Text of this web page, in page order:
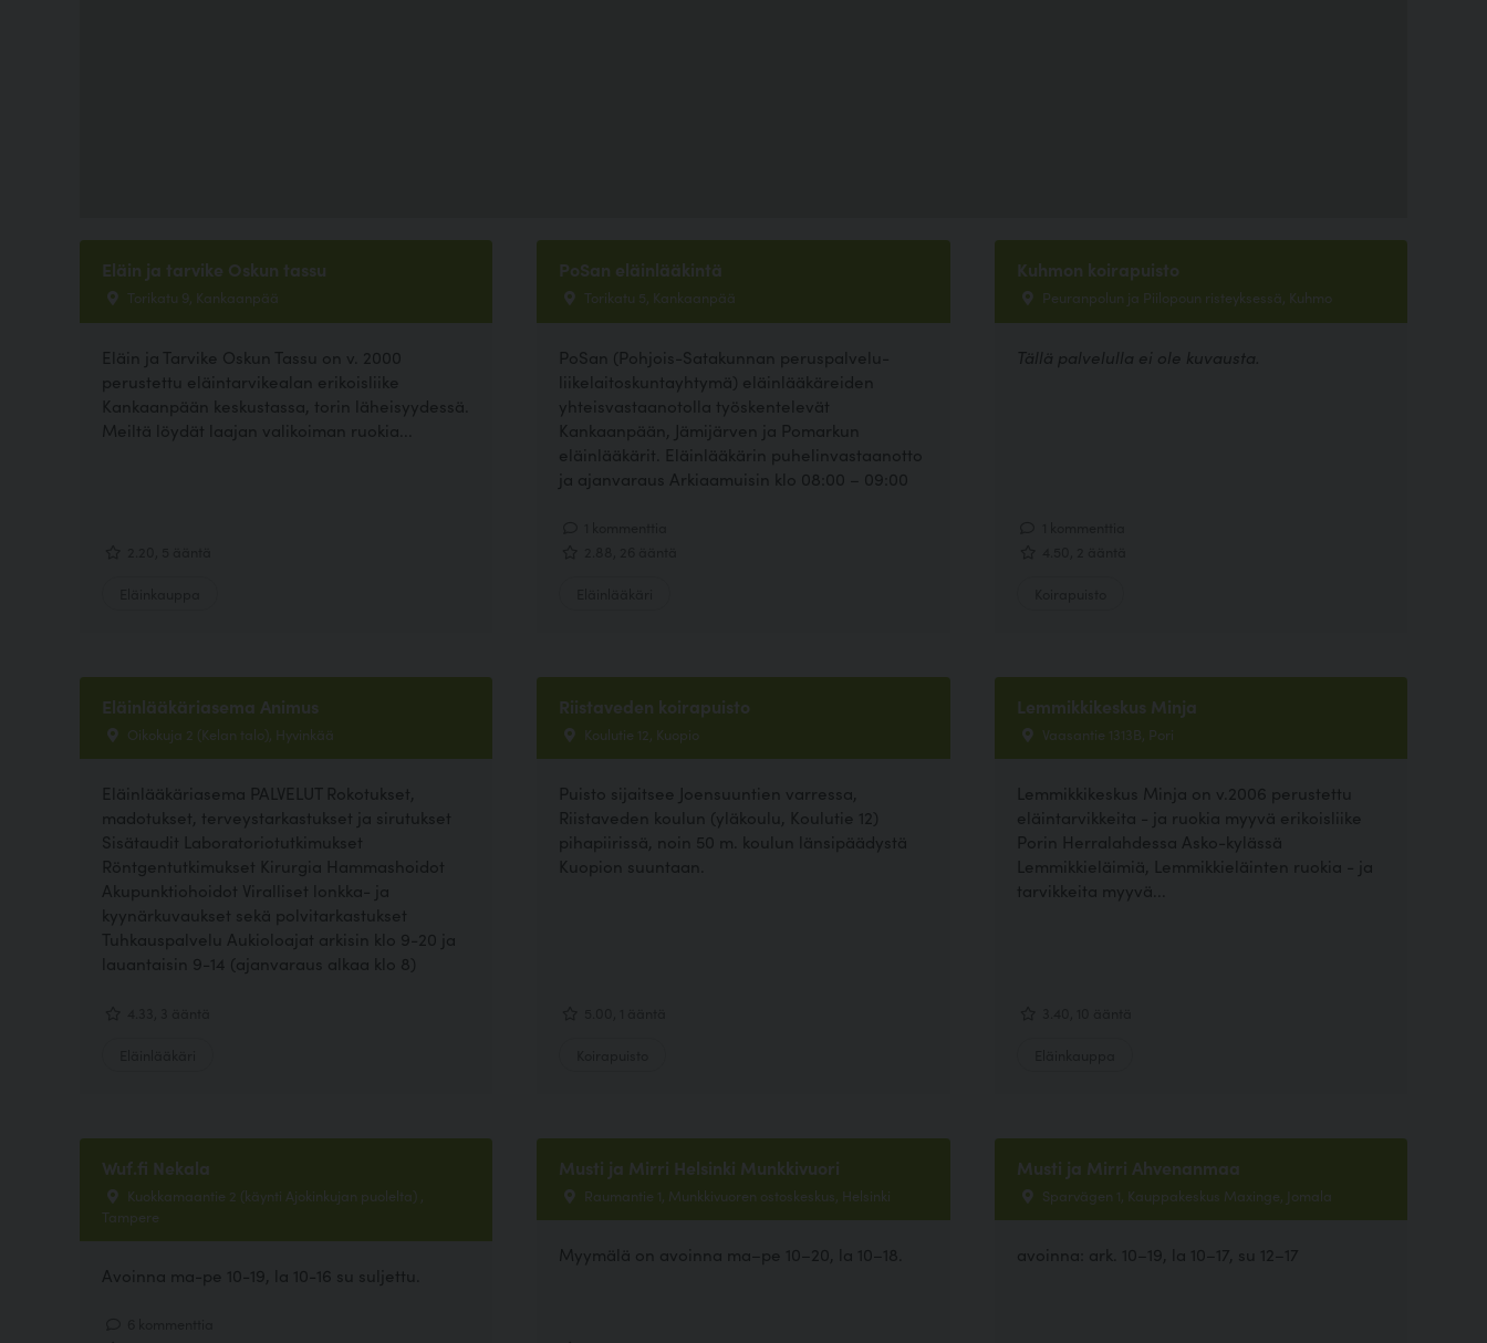
Eläin ja tarvike Oskun tassu
Torikatu 9, Kankaanpää
Eläin ja Tarvike Oskun Tassu on v. 2000
perustettu eläintarvikealan erikoisliike
Kankaanpään keskustassa, torin läheisyydessä.
Meiltä löydät laajan valikoiman ruokia...
PoSan eläinlääkintä
Torikatu 5, Kankaanpää
PoSan (Pohjois-Satakunnan peruspalvelu-
liikelaitoskuntayhtymä) eläinlääkäreiden
yhteisvastaanotolla työskentelevät
Kankaanpään, Jämijärven ja Pomarkun
eläinlääkärit. Eläinlääkärin puhelinvastaanotto
ja ajanvaraus Arkiaamuisin klo 08:00 – 09:00
Kuhmon koirapuisto
Peuranpolun ja Piilopoun risteyksessä, Kuhmo
Tällä palvelulla ei ole kuvausta.
Eläinlääkäriasema Animus
Oikokuja 2 (Kelan talo), Hyvinkää
Eläinlääkäriasema PALVELUT Rokotukset,
madotukset, terveystarkastukset ja sirutukset
Sisätaudit Laboratoriotutkimukset
Röntgentutkimukset Kirurgia Hammashoidot
Akupunktiohoidot Viralliset lonkka- ja
kyynärkuvaukset sekä polvitarkastukset
Tuhkauspalvelu Aukioloajat arkisin klo 9-20 ja
lauantaisin 9-14 (ajanvaraus alkaa klo 8)
Riistaveden koirapuisto
Koulutie 12, Kuopio
Puisto sijaitsee Joensuuntien varressa,
Riistaveden koulun (yläkoulu, Koulutie 12)
pihapiirissä, noin 50 m. koulun länsipäädystä
Kuopion suuntaan.
Lemmikkikeskus Minja
Vaasantie 1313B, Pori
Lemmikkikeskus Minja on v.2006 perustettu
eläintarvikkeita - ja ruokia myyvä erikoisliike
Porin Herralahdessa Asko-kylässä
Lemmikkieläimiä, Lemmikkieläinten ruokia - ja
tarvikkeita myyvä...
Wuf.fi Nekala
Kuokkamaantie 2 (käynti Ajokinkujan puolelta) ,
Tampere
Avoinna ma-pe 10-19, la 10-16 su suljettu.
Musti ja Mirri Helsinki Munkkivuori
Raumantie 1, Munkkivuoren ostoskeskus, Helsinki
Myymälä on avoinna ma–pe 10–20, la 10–18.
Musti ja Mirri Ahvenanmaa
Sparvägen 1, Kauppakeskus Maxinge, Jomala
avoinna: ark. 10–19, la 10–17, su 12–17